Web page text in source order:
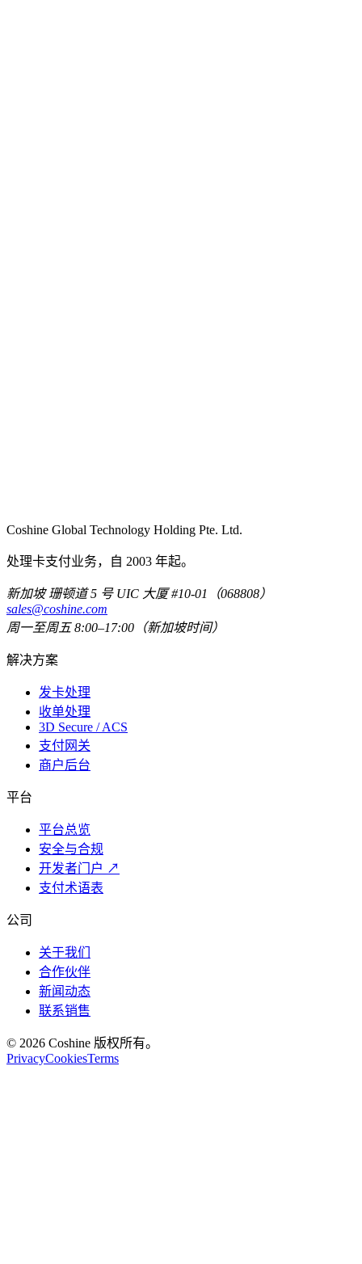
Coshine Global Technology Holding Pte. Ltd.
处理卡支付业务，自 2003 年起。
新加坡 珊顿道 5 号 UIC 大厦 #10-01（068808）
sales@coshine.com
周一至周五 8:00–17:00（新加坡时间）
解决方案
发卡处理
收单处理
3D Secure / ACS
支付网关
商户后台
平台
平台总览
安全与合规
开发者门户 ↗
支付术语表
公司
关于我们
合作伙伴
新闻动态
联系销售
© 2026 Coshine 版权所有。
PrivacyCookiesTerms